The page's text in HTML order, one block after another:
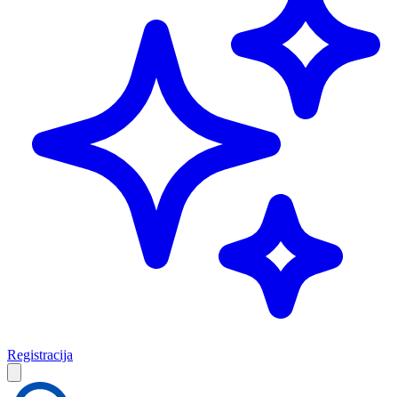
Registracija